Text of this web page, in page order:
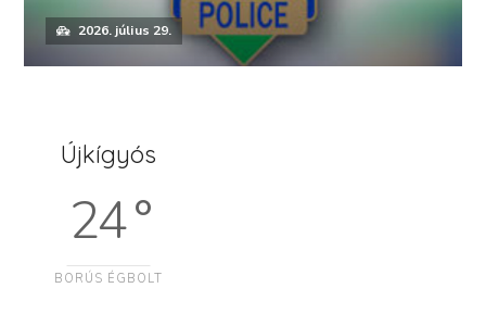
2026. július 29.
Újkígyós
24 °
BORÚS ÉGBOLT